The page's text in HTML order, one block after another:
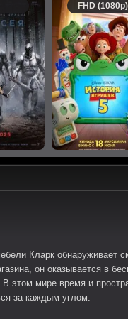
FHD (1080p)
Кларк обнаруживает
он оказывается в
этом мире время и
за каждым углом.